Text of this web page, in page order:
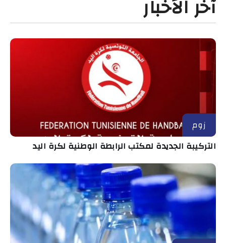
آخر الأخبار
زوم
التركيبة الجديدة لمكتب الرابطة الوطنية لكرة اليد